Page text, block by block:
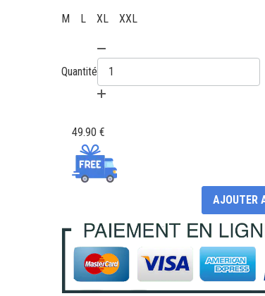
M L XL XXL
Quantité
49.90 €
AJOUTER